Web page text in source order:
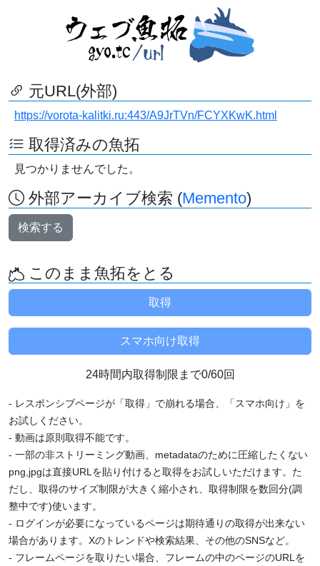
元URL(外部)
https://vorota-kalitki.ru:443/A9JrTVn/FCYXKwK.html
取得済みの魚拓
見つかりませんでした。
外部アーカイブ検索 (Memento)
検索する
このまま魚拓をとる
24時間内取得制限まで0/60回
- レスポンシブページが「取得」で崩れる場合、「スマホ向け」を
お試しください。
- 動画は原則取得不能です。
- 一部の非ストリーミング動画、metadataのために圧縮したくない
png,jpgは直接URLを貼り付けると取得をお試しいただけます。た
だし、取得のサイズ制限が大きく縮小され、取得制限を数回分(調
整中です)使います。
- ログインが必要になっているページは期待通りの取得が出来ない
場合があります。Xのトレンドや検索結果、その他のSNSなど。
- フレームページを取りたい場合、フレームの中のページのURLを